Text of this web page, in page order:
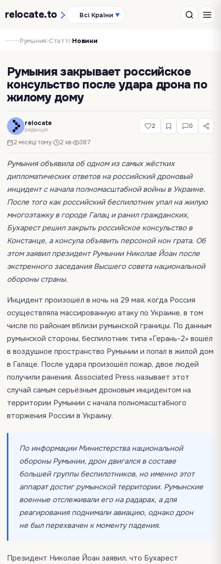
relocate.to Всі Країни ▼
Румыния›Статті›Новини
Румыния закрывает российское
консульство после удара дрона по
жилому дому
relocate
редакція
2 місяці тому 2 хв 387
2 0
Румыния объявила об одном из самых жёстких
дипломатических ответов на российский дроновый
инцидент с начала полномасштабной войны в Украине.
После того как российский беспилотник упал на жилую
многоэтажку в городе Галац и ранил гражданских,
Бухарест решил закрыть российское консульство в
Констанце, а консула объявить персоной нон грата. Об
этом заявил президент Румынии Николае Йоан после
экстренного заседания Высшего совета национальной
обороны страны.
Инцидент произошёл в ночь на 29 мая, когда Россия
осуществляла массированную атаку по Украине, в том
числе по районам вблизи румынской границы. По данным
румынской стороны, беспилотник типа «Герань-2» вошёл
в воздушное пространство Румынии и попал в жилой дом
в Галаце. После удара произошёл пожар, двое людей
получили ранения. Associated Press называет этот
случай самым серьёзным дроновым инцидентом на
территории Румынии с начала полномасштабного
вторжения России в Украину.
По информации Министерства национальной
обороны Румынии, дрон двигался в составе
большей группы беспилотников, но именно этот
аппарат достиг румынской территории. Румынские
военные отслеживали его на радарах, а для
реагирования поднимали авиацию, однако дрон
не был перехвачен к моменту падения.
Президент Николае Йоан заявил, что Бухарест